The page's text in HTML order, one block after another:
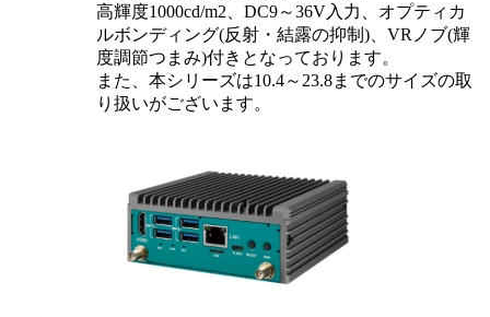
高輝度1000cd/m2、DC9～36V入力、オプティカ
ルボンディング(反射・結露の抑制)、VRノブ(輝
度調節つまみ)付きとなっております。
また、本シリーズは10.4～23.8までのサイズの取
り扱いがございます。